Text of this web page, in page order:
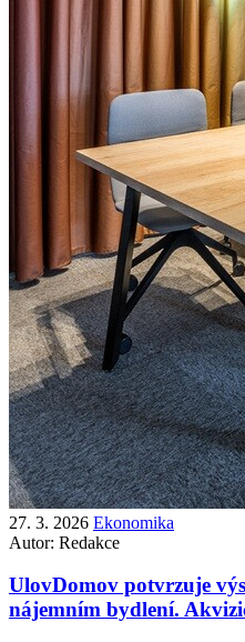
27. 3. 2026 Ekonomika
Autor: Redakce
UlovDomov potvrzuje
nájemním bydlení.